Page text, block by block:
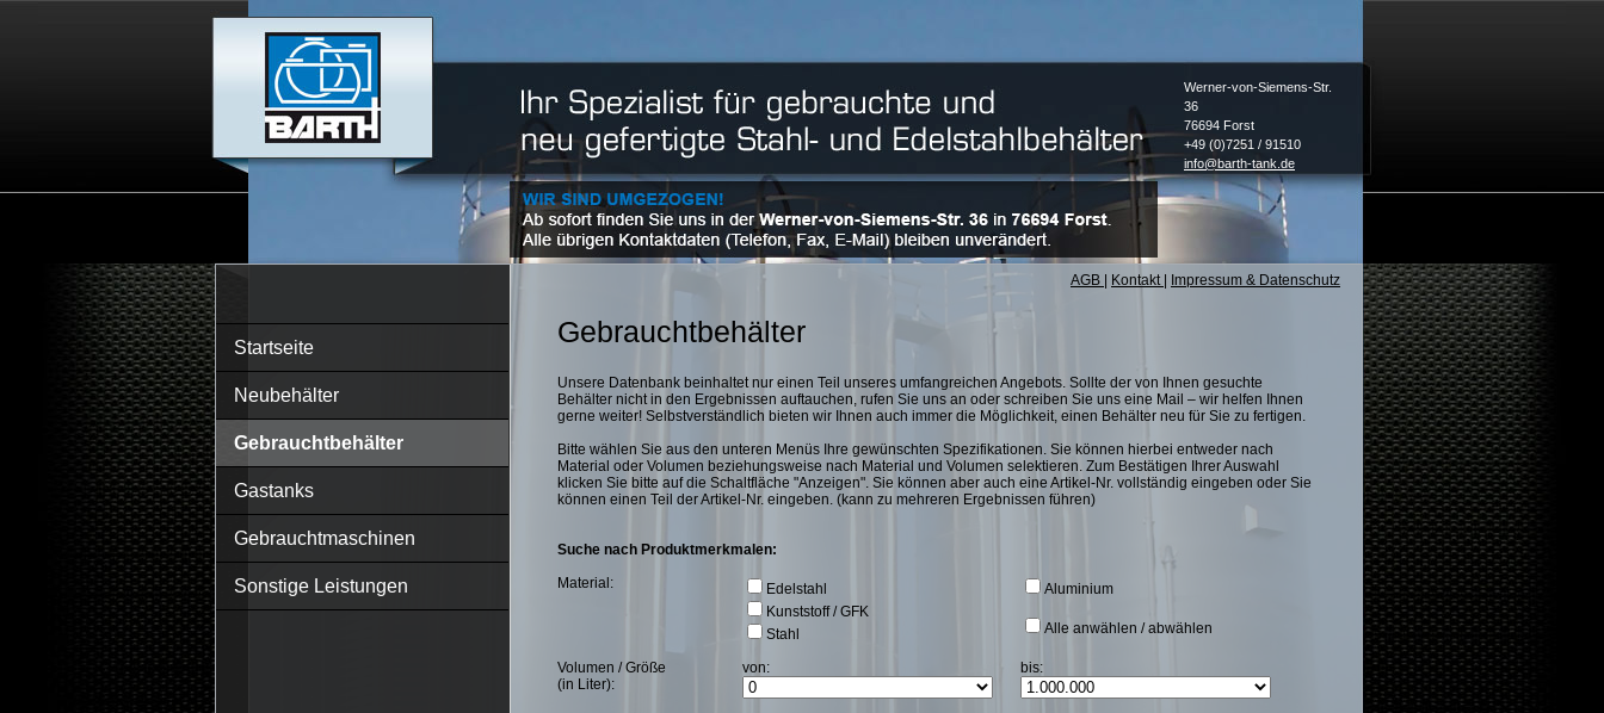
Werner-von-Siemens-Str.
36
76694 Forst
+49 (0)7251 / 91510
info@barth-tank.de
AGB Kontakt Impressum & Datenschutz
Startseite
Neubehälter
Gebrauchtbehälter
Gastanks
Gebrauchtmaschinen
Sonstige Leistungen
Gebrauchtbehälter
Unsere Datenbank beinhaltet nur einen Teil unseres umfangreichen Angebots. Sollte der von Ihnen gesuchte
Behälter nicht in den Ergebnissen auftauchen, rufen Sie uns an oder schreiben Sie uns eine Mail – wir helfen Ihnen
gerne weiter! Selbstverständlich bieten wir Ihnen auch immer die Möglichkeit, einen Behälter neu für Sie zu fertigen.
Bitte wählen Sie aus den unteren Menüs Ihre gewünschten Spezifikationen. Sie können hierbei entweder nach
Material oder Volumen beziehungsweise nach Material und Volumen selektieren. Zum Bestätigen Ihrer Auswahl
klicken Sie bitte auf die Schaltfläche "Anzeigen". Sie können aber auch eine Artikel-Nr. vollständig eingeben oder Sie
können einen Teil der Artikel-Nr. eingeben. (kann zu mehreren Ergebnissen führen)
Suche nach Produktmerkmalen:
Material:
Edelstahl
Kunststoff / GFK
Stahl
Aluminium
Alle anwählen / abwählen
Volumen / Größe
(in Liter):
von: bis: